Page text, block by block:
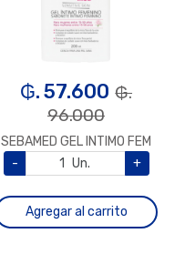
₲. 57.600 ₲.
96.000
SEBAMED GEL INTIMO FEM
-
Un. +
Agregar al carrito